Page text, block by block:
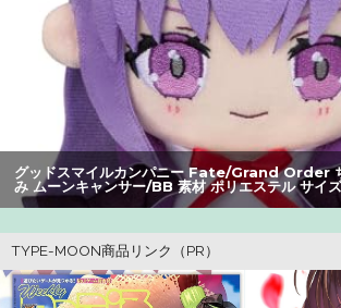
「キャハハ！」→フラ開始ｗｗｗｗｗｗｗ
【朗報】アマガミの棚町薫さん、最新絵
なる：26/08/03のニュース
成人向けゲーム『ヤリステ メスブター』
がsteamからの入金を拒否→金が入って
分の納税義務あり
26/08/02のニュース
【速報】ゼレンスキー大統領「日本の支
グッドスマイルカンパニー Fate/Grand Order
み ムーンキャンサー/BB 素材 ポリエステル サイ